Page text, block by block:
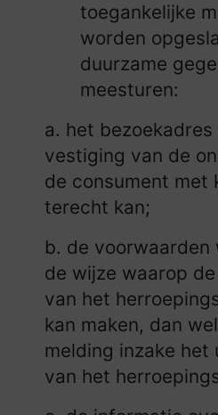
toegankelijke
worden
duurzame
meesturen:
a. het bezoekadres
vestiging van de
de consument met
terecht kan;
b. de voorwaarden
de wijze waarop
van het
kan maken, dan
melding inzake het
van het